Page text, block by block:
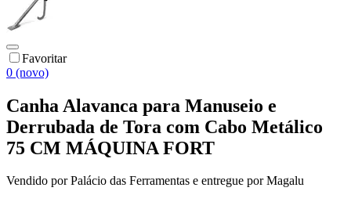
Favoritar
0 (novo)
Canha Alavanca para Manuseio e
Derrubada de Tora com Cabo Metálico
75 CM MÁQUINA FORT
Vendido porPalácio das Ferramentas e entregue por Magalu